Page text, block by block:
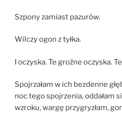
Szpony zamiast pazurów.
Wilczy ogon z tyłka.
I oczyska. Te groźne oczyska.
Spojrzałam w ich bezdenne
noc tego spojrzenia, oddałam
wzroku, wargę przygryzłam,